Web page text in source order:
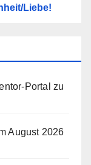
Liebe!
Portal zu
August 2026